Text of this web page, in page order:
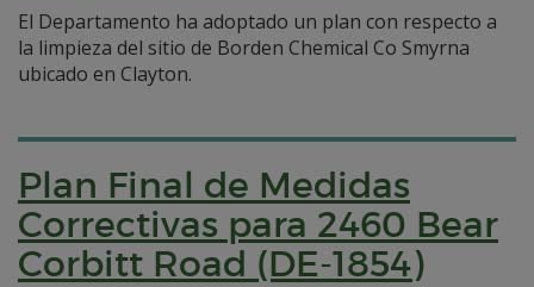
El Departamento ha adoptado un plan con respecto a
la limpieza del sitio de Borden Chemical Co Smyrna
ubicado en Clayton.
Plan Final de Medidas
Correctivas para 2460 Bear
Corbitt Road (DE-1854)